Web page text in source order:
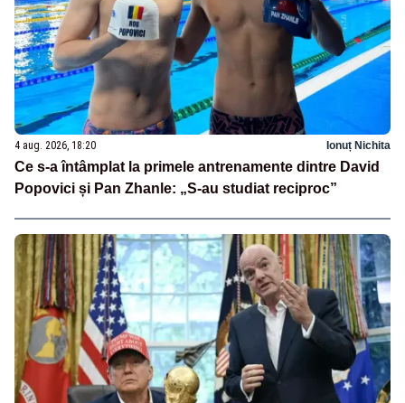
4 aug. 2026, 18:20 Ionuț Nichita
Ce s-a întâmplat la primele antrenamente dintre David
Popovici și Pan Zhanle: „S-au studiat reciproc”